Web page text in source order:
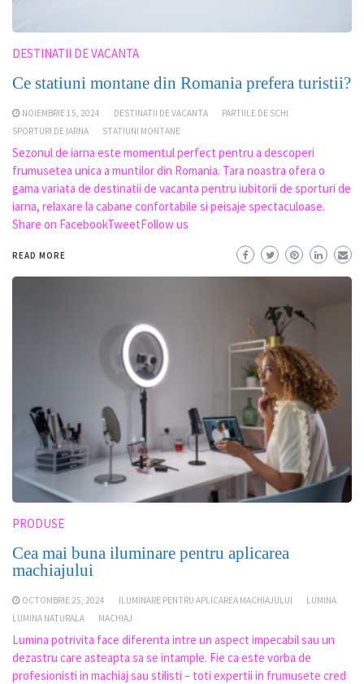
DESTINATII DE VACANTA
Ce statiuni montane din Romania prefera turistii?
NOIEMBRIE 15, 2024 DESTINATII DE VACANTA
PARTIILE DE SCHI
SPORTURI DE IARNA
STATIUNI MONTANE
Sezonul de iarna este momentul perfect pentru a descoperi
frumusetea unica a muntilor din Romania. Tara noastra ofera o
gama variata de destinatii de vacanta pentru iubitorii de sporturi de
iarna, relaxare la cabane confortabile si peisaje spectaculoase.
Share on FacebookTweetFollow us
READ MORE
PRODUSE
Cea mai buna iluminare pentru aplicarea
machiajului
OCTOMBRIE 25, 2024 ILUMINARE PENTRU APLICAREA MACHIAJULUI
LUMINA
LUMINA NATURALA
MACHIAJ
Lumina potrivita face diferenta intre un aspect impecabil sau un
dezastru care asteapta sa se intample. Fie ca este vorba de
profesionisti in machiaj sau stilisti – toti expertii in frumusete cred